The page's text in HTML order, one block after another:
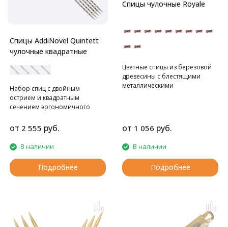
Спицы АddiNovel Quintett
чулочные квадратные
Набор спиц с двойным
острием и квадратным
сечением эргономичного
дизайна обеспечивает ровный
стежок благодаря структуре
Novel, без усилий и судорог.
от 2 555 руб.
В наличии
Подробнее
Спицы чулочные Royale
Цветные спицы из березовой
древесины с блестящими
металлическими
от 1 056 руб.
В наличии
Подробнее